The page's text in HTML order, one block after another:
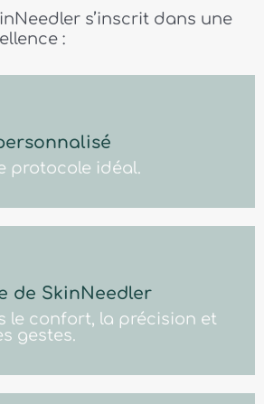
s’inscrit dans une
:
protocole idéal.
de SkinNeedler
le confort, la précision et
gestes.